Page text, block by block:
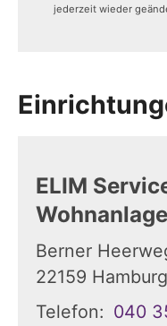
jederzeit wieder
ELIM
Berner
22159 Hamburg
Telefon: 040